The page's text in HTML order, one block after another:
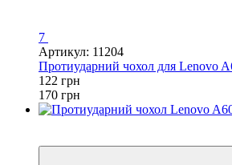
7
Артикул: 11204
Протиударний чохол для Lenovo
122 грн
170 грн